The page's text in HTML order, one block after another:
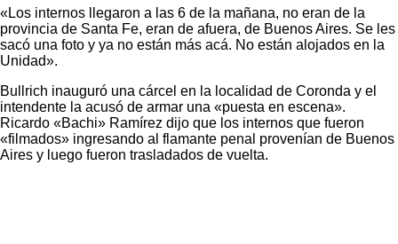
«Los internos llegaron a las 6 de la mañana, no eran de la
provincia de Santa Fe, eran de afuera, de Buenos Aires. Se les
sacó una foto y ya no están más acá. No están alojados en la
Unidad».
Bullrich inauguró una cárcel en la localidad de Coronda y el
intendente la acusó de armar una «puesta en escena».
Ricardo «Bachi» Ramírez dijo que los internos que fueron
«filmados» ingresando al flamante penal provenían de Buenos
Aires y luego fueron trasladados de vuelta.